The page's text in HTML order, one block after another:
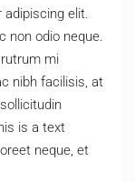
elit.
non odio neque.
mi
nibh facilisis, at
is a text
neque, et